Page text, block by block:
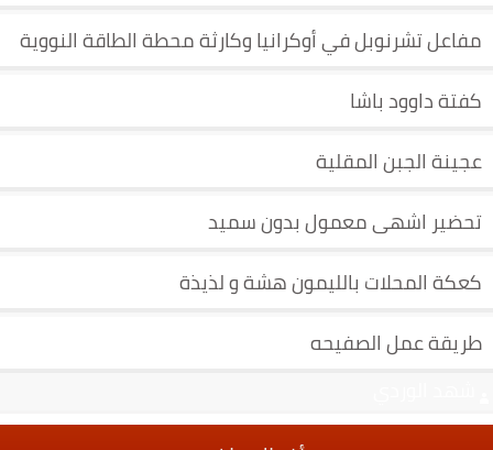
مفاعل تشرنوبل في أوكرانيا وكارثة محطة الطاقة النووية
كفتة داوود باشا
عجينة الجبن المقلية
تحضير اشهى معمول بدون سميد
كعكة المحلات بالليمون هشة و لذيذة
طريقة عمل الصفيحه